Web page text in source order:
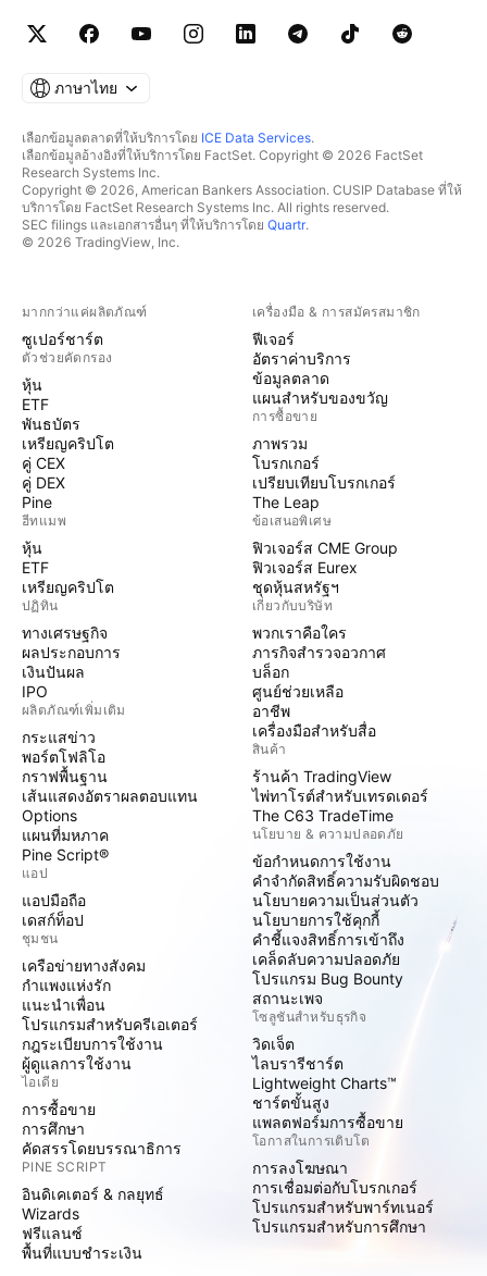
ภาษาไทย
เลือกข้อมูลตลาดที่ให้บริการโดย ICE Data Services.
เลือกข้อมูลอ้างอิงที่ให้บริการโดย FactSet. Copyright © 2026 FactSet
Research Systems Inc.
Copyright © 2026, American Bankers Association. CUSIP Database ที่ให้
บริการโดย FactSet Research Systems Inc. All rights reserved.
SEC filings และเอกสารอื่นๆ ที่ให้บริการโดย Quartr.
© 2026 TradingView, Inc.
มากกว่าแค่ผลิตภัณฑ์
ซูเปอร์ชาร์ต
ตัวช่วยคัดกรอง
หุ้น
ETF
พันธบัตร
เหรียญคริปโต
คู่ CEX
คู่ DEX
Pine
ฮีทแมพ
หุ้น
ETF
เหรียญคริปโต
ปฏิทิน
ทางเศรษฐกิจ
ผลประกอบการ
เงินปันผล
IPO
ผลิตภัณฑ์เพิ่มเติม
กระแสข่าว
พอร์ตโฟลิโอ
กราฟพื้นฐาน
เส้นแสดงอัตราผลตอบแทน
Options
แผนที่มหภาค
Pine Script®
แอป
แอปมือถือ
เดสก์ท็อป
ชุมชน
เครือข่ายทางสังคม
กำแพงแห่งรัก
แนะนำเพื่อน
โปรแกรมสำหรับครีเอเตอร์
กฎระเบียบการใช้งาน
ผู้ดูแลการใช้งาน
ไอเดีย
การซื้อขาย
การศึกษา
คัดสรรโดยบรรณาธิการ
PINE SCRIPT
อินดิเคเตอร์ & กลยุทธ์
Wizards
ฟรีแลนซ์
พื้นที่แบบชำระเงิน
เครื่องมือ & การสมัครสมาชิก
ฟีเจอร์
อัตราค่าบริการ
ข้อมูลตลาด
แผนสำหรับของขวัญ
การซื้อขาย
ภาพรวม
โบรกเกอร์
เปรียบเทียบโบรกเกอร์
The Leap
ข้อเสนอพิเศษ
ฟิวเจอร์ส CME Group
ฟิวเจอร์ส Eurex
ชุดหุ้นสหรัฐฯ
เกี่ยวกับบริษัท
พวกเราคือใคร
ภารกิจสำรวจอวกาศ
บล็อก
ศูนย์ช่วยเหลือ
อาชีพ
เครื่องมือสำหรับสื่อ
สินค้า
ร้านค้า TradingView
ไพ่ทาโรต์สำหรับเทรดเดอร์
The C63 TradeTime
นโยบาย & ความปลอดภัย
ข้อกำหนดการใช้งาน
คำจำกัดสิทธิ์ความรับผิดชอบ
นโยบายความเป็นส่วนตัว
นโยบายการใช้คุกกี้
คำชี้แจงสิทธิ์การเข้าถึง
เคล็ดลับความปลอดภัย
โปรแกรม Bug Bounty
สถานะเพจ
โซลูชันสำหรับธุรกิจ
วิดเจ็ต
ไลบรารีชาร์ต
Lightweight Charts™
ชาร์ตขั้นสูง
แพลตฟอร์มการซื้อขาย
โอกาสในการเติบโต
การลงโฆษณา
การเชื่อมต่อกับโบรกเกอร์
โปรแกรมสำหรับพาร์ทเนอร์
โปรแกรมสำหรับการศึกษา